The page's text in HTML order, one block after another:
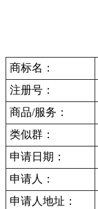
商标名：
注册号：
商品/服务：
类似群：
申请日期：
申请人：
申请人地址：